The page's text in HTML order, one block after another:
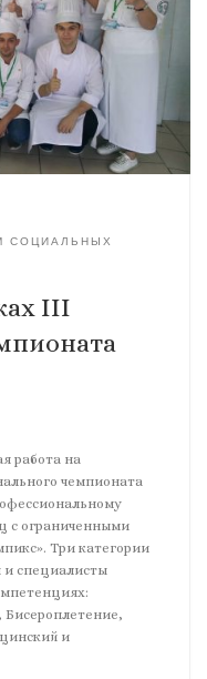
СОЦИАЛЬНЫХ
III
работа на
чемпионата
с ограниченными
Три категории
и специалисты
Бисероплетение,
и